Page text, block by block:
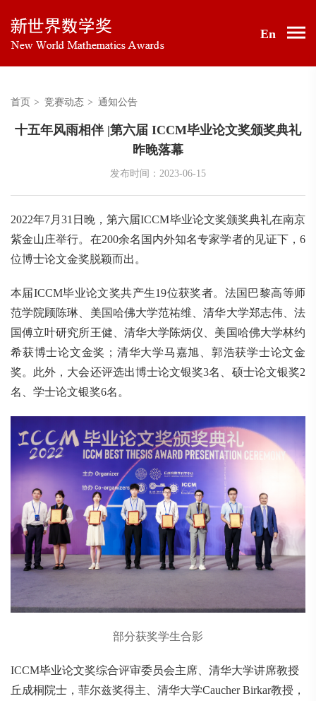
En
首页 > 竞赛动态 > 通知公告
十五年风雨相伴 |第六届 ICCM毕业论文奖颁奖典礼
昨晚落幕
发布时间：2023-06-15
2022年7月31日晚，第六届ICCM毕业论文奖颁奖典礼在南京
紫金山庄举行。在200余名国内外知名专家学者的见证下，6
位博士论文金奖脱颖而出。
本届ICCM毕业论文奖共产生19位获奖者。法国巴黎高等师
范学院顾陈琳、美国哈佛大学范祐维、清华大学郑志伟、法
国傅立叶研究所王健、清华大学陈炳仪、美国哈佛大学林约
希获博士论文金奖；清华大学马嘉旭、郭浩获学士论文金
奖。此外，大会还评选出博士论文银奖3名、硕士论文银奖2
名、学士论文银奖6名。
部分获奖学生合影
ICCM毕业论文奖综合评审委员会主席、清华大学讲席教授
丘成桐院士，菲尔兹奖得主、清华大学Caucher Birkar教授，